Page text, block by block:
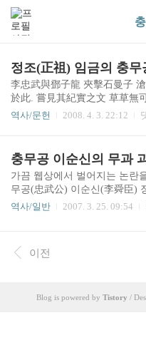
정조(正祖) 임금의 충
李忠武與鄧子龍 夾擊石曼子
於此. 嘗見其紀實之文 草草無
人物 若數文武兼備者 忠武一
자고로 이보다 큰 적이 없었다
實文]을 보았는데 초라하여
비문을 지어 그의 공로를 기
나라의 인물 중에 문무(文武)
사람만이 해당된다고 하겠다.
역사/문헌 2008. 4. 3. 22:12
가끔 웹상에서 벌어지는 논란
무공(忠武公) 이순신(李舜臣)
거 급제(합격)에 대한 이야기
은 '최하위 등급으로 합격한
로는 하사 정도밖에 되지 않았
생활, 전술능력에 나타난 이
역사/일반 2007. 3. 25. 09:54
이전
Blog is powered by Tistory /